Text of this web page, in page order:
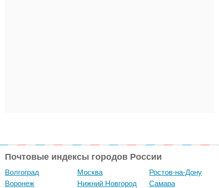
Почтовые индексы городов России
Волгоград
Воронеж
Москва
Нижний Новгород
Ростов-на-Дону
Самара